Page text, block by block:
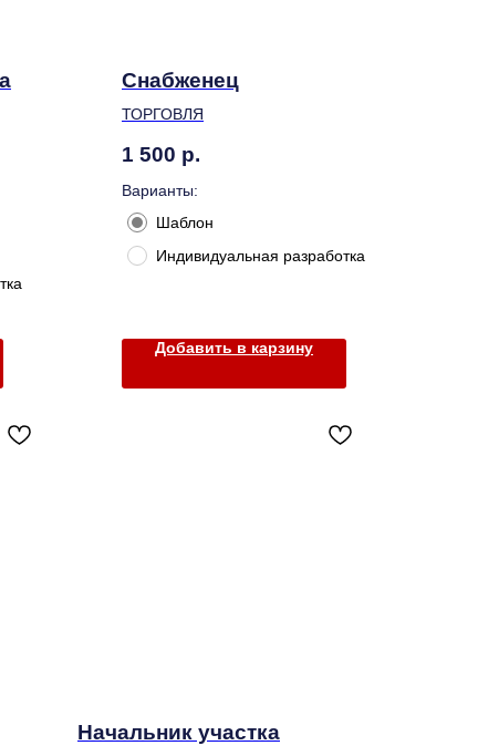
Снабженец
ТОРГОВЛЯ
1 500 р.
Варианты:
Шаблон
Индивидуальная разработка
Добавить в карзину
Начальник участка